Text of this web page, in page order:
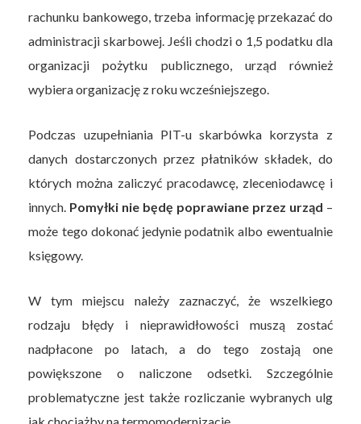
rachunku bankowego, trzeba informację przekazać do
administracji skarbowej. Jeśli chodzi o 1,5 podatku dla
organizacji pożytku publicznego, urząd również
wybiera organizację z roku wcześniejszego.
Podczas uzupełniania PIT-u skarbówka korzysta z
danych dostarczonych przez płatników składek, do
których można zaliczyć pracodawcę, zleceniodawcę i
innych. Pomyłki nie będę poprawiane przez urząd –
może tego dokonać jedynie podatnik albo ewentualnie
księgowy.
W tym miejscu należy zaznaczyć, że wszelkiego
rodzaju błędy i nieprawidłowości muszą zostać
nadpłacone po latach, a do tego zostają one
powiększone o naliczone odsetki. Szczególnie
problematyczne jest także rozliczanie wybranych ulg